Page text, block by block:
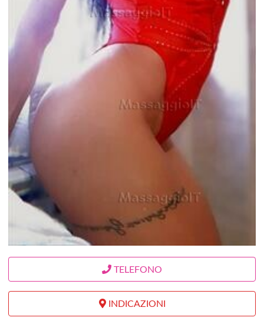
TELEFONO
INDICAZIONI